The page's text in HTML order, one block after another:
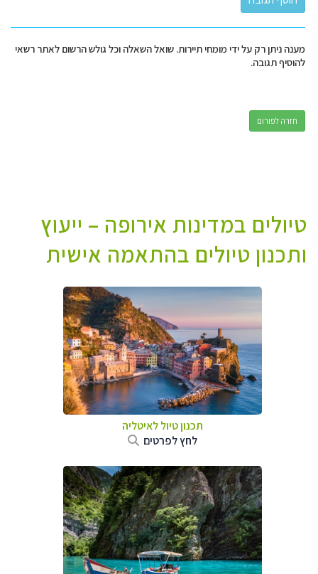
מענה ניתן רק על ידי מומחי תיירות. שואל השאלה וכל גולש הרשום לאתר רשאי
להוסיף תגובה.
חזרה לפורום
טיולים במדינות אירופה – ייעוץ
ותכנון טיולים בהתאמה אישית
תכנון טיול לאיטליה
לחץ לפרטים